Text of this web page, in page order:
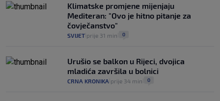
Klimatske promjene mijenjaju
Mediteran: "Ovo je hitno pitanje za
čovječanstvo"
SVIJET prije 31 min 0
Urušio se balkon u Rijeci, dvojica
mladića završila u bolnici
CRNA KRONIKA prije 34 min 0